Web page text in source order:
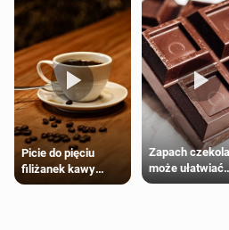
Picie do pięciu
filiżanek kawy
dziennie jest
Zapach
może ułatwiać
trening siłowy